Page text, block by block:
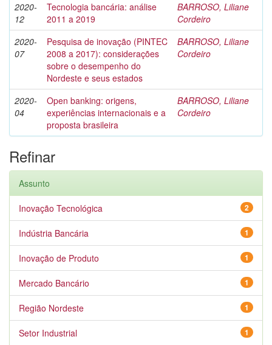
2020-
12
Tecnologia bancária: análise
2011 a 2019
BARROSO, Liliane
Cordeiro
2020-
07
Pesquisa de inovação (PINTEC
2008 a 2017): considerações
sobre o desempenho do
Nordeste e seus estados
BARROSO, Liliane
Cordeiro
2020-
04
Open banking: origens,
experiências internacionais e a
proposta brasileira
BARROSO, Liliane
Cordeiro
Refinar
Assunto
2
Inovação Tecnológica
1
Indústria Bancária
1
Inovação de Produto
1
Mercado Bancário
1
Região Nordeste
1
Setor Industrial